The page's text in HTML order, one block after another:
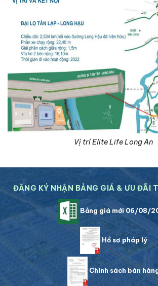
Vị trí Elite Life Long An
ĐĂNG KÝ NHẬN BẢNG GIÁ & ƯU ĐÃI
Bảng giá mới 06/08/
Hồ sơ pháp lý
Chính sách bán